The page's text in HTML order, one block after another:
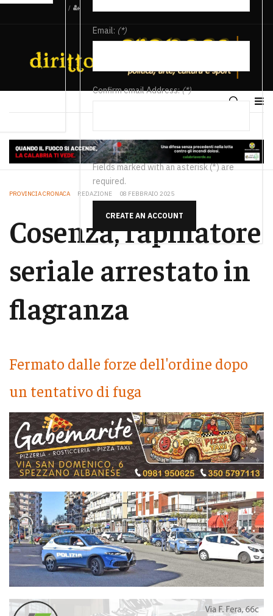
/
Email: (*)
Confirm email Address:(*)
Fields marked with an asterisk (*) are
required.
CREATE AN ACCOUNT
PROVINCIA CRONACA REDAZIONE 08 FEBBRAIO 2025
Cosenza, rapinatore
seriale arrestato in
flagranza
Fermato dalle forze dell'ordine dopo
un tentativo di fuga